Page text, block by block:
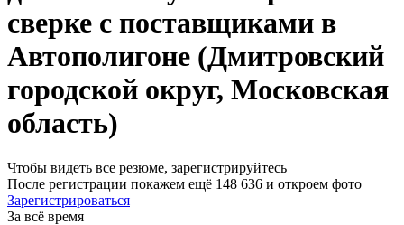
сверке с поставщиками в
Автополигоне (Дмитровский
городской округ, Московская
область)
Чтобы видеть все резюме, зарегистрируйтесь
После регистрации покажем ещё 148 636 и откроем фото
Зарегистрироваться
За всё время